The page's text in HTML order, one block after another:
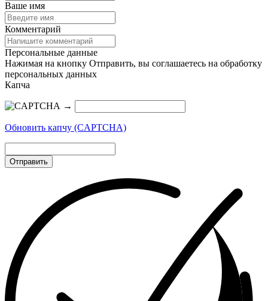
Ваше имя
Комментарий
Персональные данные
Нажимая на кнопку Отправить, вы соглашаетесь на обработку
персональных данных
Капча
→
Обновить капчу (CAPTCHA)
Отправить